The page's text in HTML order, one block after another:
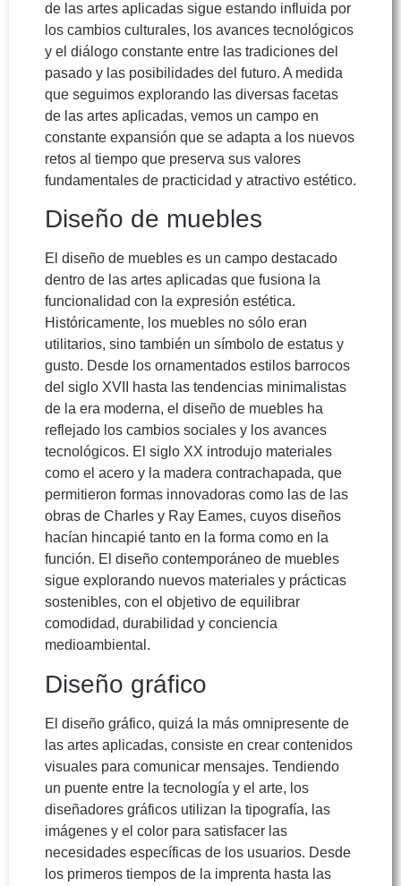
de las artes aplicadas sigue estando influida por
los cambios culturales, los avances tecnológicos
y el diálogo constante entre las tradiciones del
pasado y las posibilidades del futuro. A medida
que seguimos explorando las diversas facetas
de las artes aplicadas, vemos un campo en
constante expansión que se adapta a los nuevos
retos al tiempo que preserva sus valores
fundamentales de practicidad y atractivo estético.
Diseño de muebles
El diseño de muebles es un campo destacado
dentro de las artes aplicadas que fusiona la
funcionalidad con la expresión estética.
Históricamente, los muebles no sólo eran
utilitarios, sino también un símbolo de estatus y
gusto. Desde los ornamentados estilos barrocos
del siglo XVII hasta las tendencias minimalistas
de la era moderna, el diseño de muebles ha
reflejado los cambios sociales y los avances
tecnológicos. El siglo XX introdujo materiales
como el acero y la madera contrachapada, que
permitieron formas innovadoras como las de las
obras de Charles y Ray Eames, cuyos diseños
hacían hincapié tanto en la forma como en la
función. El diseño contemporáneo de muebles
sigue explorando nuevos materiales y prácticas
sostenibles, con el objetivo de equilibrar
comodidad, durabilidad y conciencia
medioambiental.
Diseño gráfico
El diseño gráfico, quizá la más omnipresente de
las artes aplicadas, consiste en crear contenidos
visuales para comunicar mensajes. Tendiendo
un puente entre la tecnología y el arte, los
diseñadores gráficos utilizan la tipografía, las
imágenes y el color para satisfacer las
necesidades específicas de los usuarios. Desde
los primeros tiempos de la imprenta hasta las